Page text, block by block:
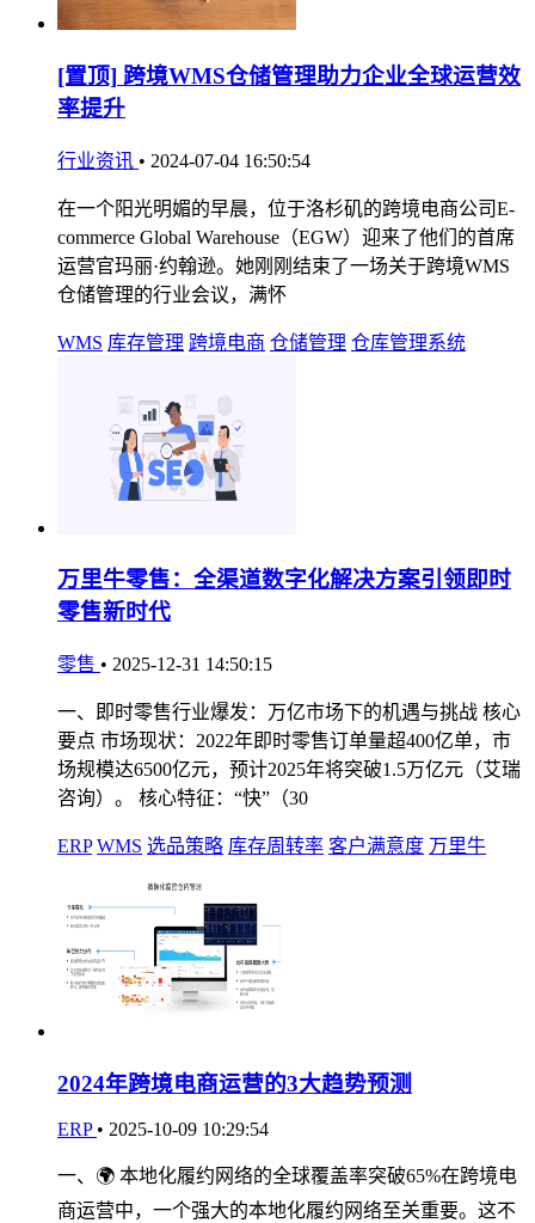
[置顶] 跨境WMS仓储管理助力企业全球运营效
率提升
行业资讯 • 2024-07-04 16:50:54
在一个阳光明媚的早晨，位于洛杉矶的跨境电商公司E-
commerce Global Warehouse（EGW）迎来了他们的首席
运营官玛丽·约翰逊。她刚刚结束了一场关于跨境WMS
仓储管理的行业会议，满怀
WMS 库存管理 跨境电商 仓储管理 仓库管理系统
万里牛零售：全渠道数字化解决方案引领即时
零售新时代
零售 • 2025-12-31 14:50:15
一、即时零售行业爆发：万亿市场下的机遇与挑战 核心
要点 市场现状：2022年即时零售订单量超400亿单，市
场规模达6500亿元，预计2025年将突破1.5万亿元（艾瑞
咨询）。 核心特征：“快”（30
ERP WMS 选品策略 库存周转率 客户满意度 万里牛
2024年跨境电商运营的3大趋势预测
ERP • 2025-10-09 10:29:54
一、🌍 本地化履约网络的全球覆盖率突破65%在跨境电
商运营中，一个强大的本地化履约网络至关重要。这不